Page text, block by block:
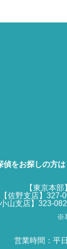
偵をお探しの方は
【東京本
【佐野支店】
小山支店】323-
※
営業時間：平